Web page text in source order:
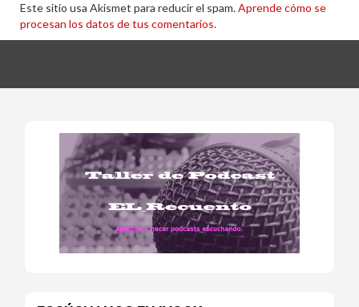
Este sitio usa Akismet para reducir el spam.Aprende cómo se
procesan los datos de tus comentarios.